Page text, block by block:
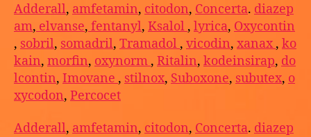
Adderall, amfetamin, citodon, Concerta. diazep
am, elvanse, fentanyl, Ksalol , lyrica, Oxycontin
, sobril, somadril, Tramadol , vicodin, xanax, ko
kain, morfin, oxynorm , Ritalin, kodeinsirap, do
lcontin, Imovane , stilnox, Suboxone, subutex, o
xycodon, Percocet
Adderall, amfetamin, citodon, Concerta. diazep